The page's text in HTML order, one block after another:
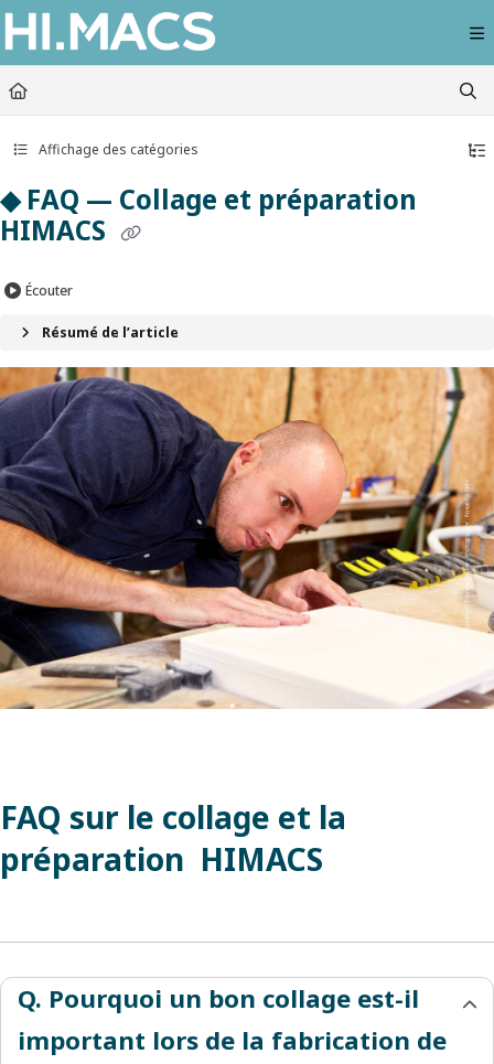
Documentation Index
Fetch the complete documentation index at:
https://himacs-
Use this file to discover all available pages before exploring further.
Affichage des catégories
◆ FAQ — Collage et préparation
HIMACS
Écouter
Résumé de l’article
FAQ sur le collage et la
préparation HIMACS
Q. Pourquoi un bon collage est-il
important lors de la fabrication de